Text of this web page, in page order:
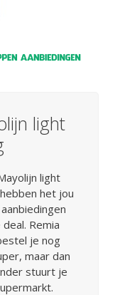
light
light
het jou
Remia
je nog
maar dan
stuurt je